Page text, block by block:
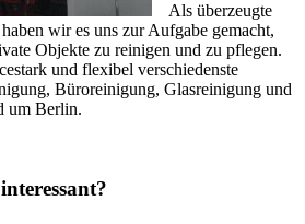
Als überzeugte
wir es uns zur Aufgabe gemacht,
Objekte zu reinigen und zu pflegen.
und flexibel verschiedenste
Büroreinigung, Glasreinigung und
um Berlin.